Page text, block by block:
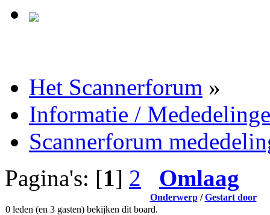
Het Scannerforum »
Informatie /
Scannerforum
Pagina's: [1] 2 Omlaag
Onderwerp/Gestart door
0 leden (en 3 gasten) bekijken dit board.